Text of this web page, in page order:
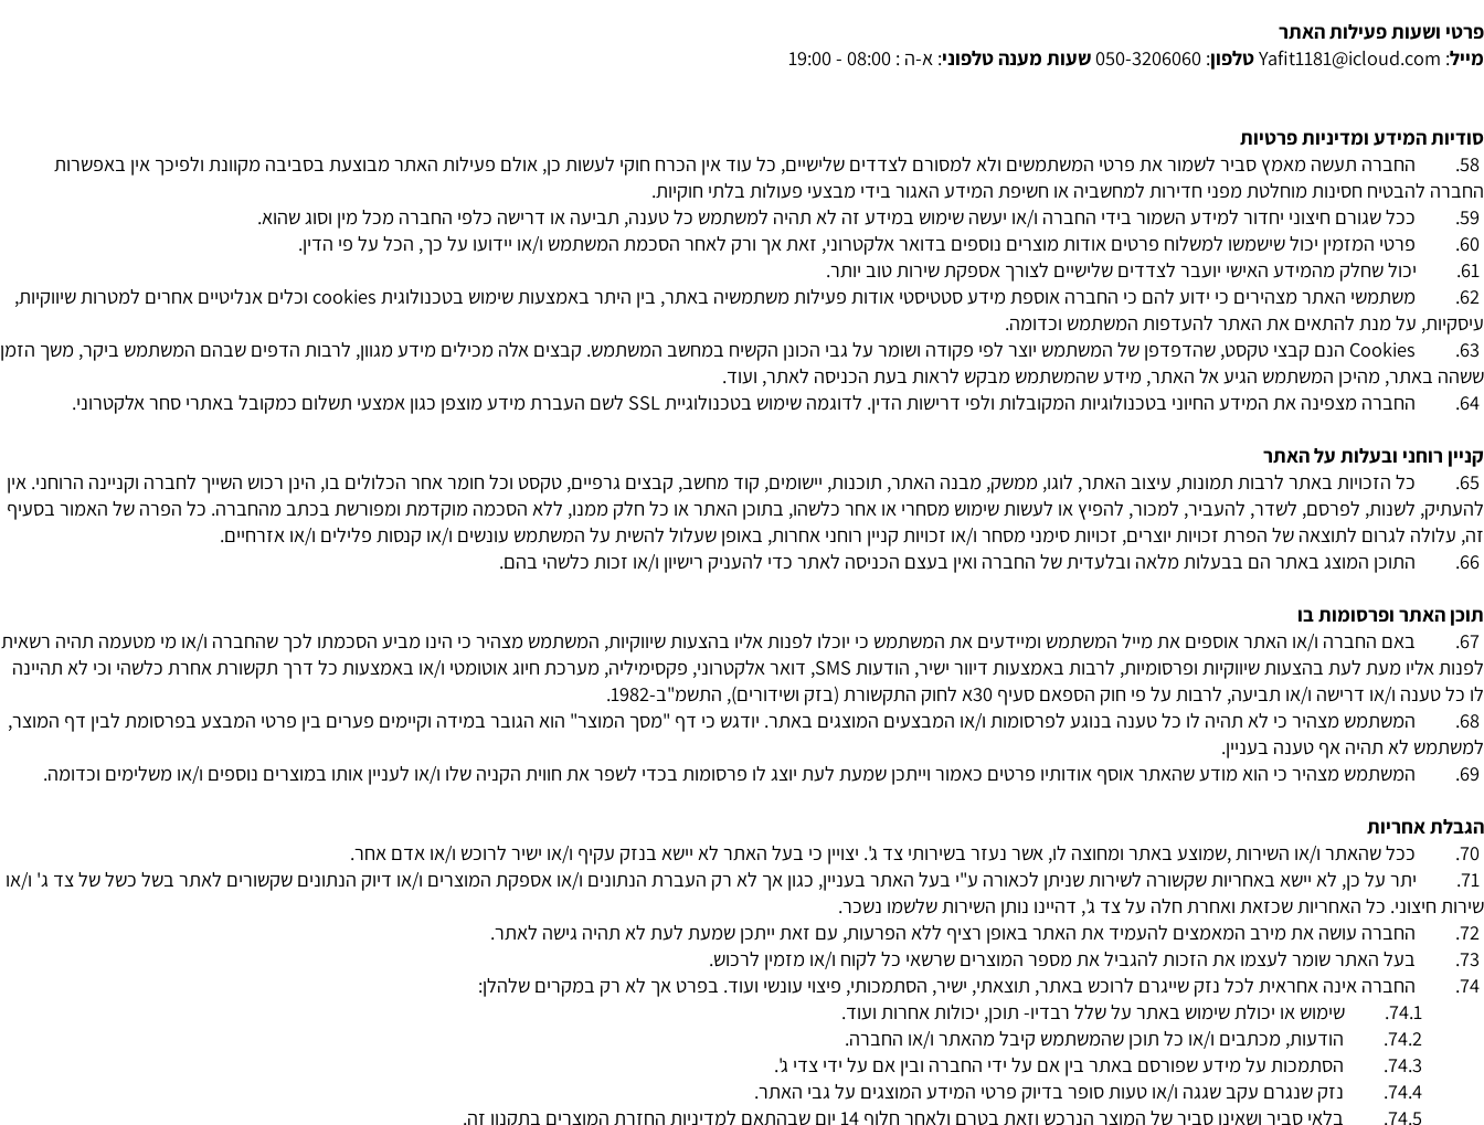
פעילות האתר
טלפון :
050-3206060שעות מענה טלפוני: א-ה : 08:00 - 19:00
ומדיניות פרטיות
החברה תעשה מאמץ סביר לשמור את פרטי המשתמשים ולא למסורם לצדדים שלישיים, כל עוד אין הכרח חוקי לעשות כן, אולם פעילות האתר מבוצעת בסביבה מקוונת ולפיכך אין באפשרות
חסינות מוחלטת מפני חדירות למחשביה או חשיפת המידע האגור בידי מבצעי פעולות בלתי חוקיות.
ככל שגורם חיצוני יחדור למידע השמור בידי החברה ו/או יעשה שימוש במידע זה לא תהיה למשתמש כל טענה, תביעה או דרישה כלפי החברה מכל מין וסוג שהוא.
פרטי המזמין יכול שישמשו למשלוח פרטים אודות מוצרים נוספים בדואר אלקטרוני, זאת אך ורק לאחר הסכמת המשתמש ו/או יידועו על כך, הכל על פי הדין.
יכול שחלק מהמידע האישי יועבר לצדדים שלישיים לצורך אספקת שירות טוב יותר.
על מנת להתאים את האתר להעדפות המשתמש וכדומה.
Cookiesהנם קבצי טקסט, שהדפדפן של המשתמש יוצר לפי פקודה ושומר על גבי הכונן הקשיח במחשב המשתמש. קבצים אלה מכילים מידע מגוון, לרבות הדפים שבהם המשתמש ביקר, משך הזמן
מהיכן המשתמש הגיע אל האתר, מידע שהמשתמש מבקש לראות בעת הכניסה לאתר, ועוד.
החברה מצפינה את המידע החיוני בטכנולוגיות המקובלות ולפי דרישות הדין. לדוגמה שימוש בטכנולוגייתSSLלשם העברת מידע מוצפן כגון אמצעי תשלום כמקובל באתרי סחר אלקטרוני.
כל הזכויות באתר לרבות תמונות, עיצוב האתר, לוגו, ממשק, מבנה האתר, תוכנות, יישומים, קוד מחשב, קבצים גרפיים, טקסט וכל חומר אחר הכלולים בו, הינן רכוש השייך לחברה וקניינה הרוחני. אין
לשנות, לפרסם, לשדר, להעביר, למכור, להפיץ או לעשות שימוש מסחרי או אחר כלשהו, בתוכן האתר או כל חלק ממנו, ללא הסכמה מוקדמת ומפורשת בכתב מהחברה. כל הפרה של האמור בסעיף
לגרום לתוצאה של הפרת זכויות יוצרים, זכויות סימני מסחר ו/או זכויות קניין רוחני אחרות, באופן שעלול להשית על המשתמש עונשים ו/או קנסות פלילים ו/או אזרחיים.
התוכן המוצג באתר הם בבעלות מלאה ובלעדית של החברה ואין בעצם הכניסה לאתר כדי להעניק רישיון ו/או זכות כלשהי בהם.
ופרסומות בו
באם החברה ו/או האתר אוספים את מייל המשתמש ומיידעים את המשתמש כי יוכלו לפנות אליו בהצעות שיווקיות, המשתמש מצהיר כי הינו מביע הסכמתו לכך שהחברה ו/או מי מטעמה תהיה רשאית
מעת לעת בהצעות שיווקיות ופרסומיות, לרבות באמצעות דיוור ישיר, הודעות
ו/או דרישה ו/או תביעה, לרבות על פי חוק הספאם סעיף
א לחוק התקשורת (בזק ושידורים), התשמ"ב-
המשתמש מצהיר כי לא תהיה לו כל טענה בנוגע לפרסומות ו/או המבצעים המוצגים באתר. יודגש כי דף "מסך המוצר" הוא הגובר במידה וקיימים פערים בין פרטי המבצע בפרסומת לבין דף המוצר,
תהיה אף טענה בעניין.
המשתמש מצהיר כי הוא מודע שהאתר אוסף אודותיו פרטים כאמור וייתכן שמעת לעת יוצג לו פרסומות בכדי לשפר את חווית הקניה שלו ו/או לעניין אותו במוצרים נוספים ו/או משלימים וכדומה.
ככל שהאתר ו/או השירות ,שמוצע באתר ומחוצה לו, אשר נעזר בשירותי צד ג'. יצויין כי בעל האתר לא יישא בנזק עקיף ו/או ישיר לרוכש ו/או אדם אחר.
יתר על כן, לא יישא באחריות שקשורה לשירות שניתן לכאורה ע"י בעל האתר בעניין, כגון אך לא רק העברת הנתונים ו/או אספקת המוצרים ו/או דיוק הנתונים שקשורים לאתר בשל כשל של צד ג' ו/או
כל האחריות שכזאת ואחרת חלה על צד ג', דהיינו נותן השירות שלשמו נשכר.
החברה עושה את מירב המאמצים להעמיד את האתר באופן רציף ללא הפרעות, עם זאת ייתכן שמעת לעת לא תהיה גישה לאתר.
בעל האתר שומר לעצמו את הזכות להגביל את מספר המוצרים שרשאי כל לקוח ו/או מזמין לרכוש.